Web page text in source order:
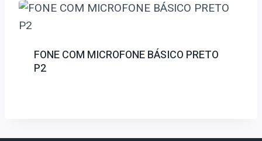
FONE COM MICROFONE BÁSICO PRETO
P2